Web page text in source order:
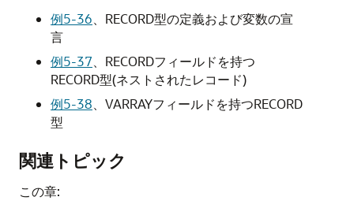
例5-36
RECORD型の定義および変数の宣
言
例5-37
RECORDフィールドを持つ
RECORD型(ネストされたレコード)
例5-38
VARRAYフィールドを持つRECORD
型
関連トピック
この章: